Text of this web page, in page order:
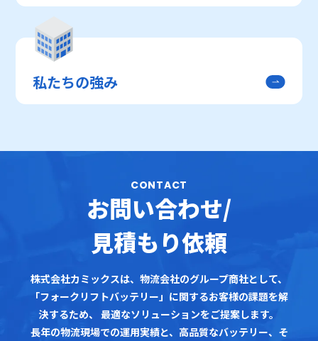
私たちの強み
CONTACT
お問い合わせ/
見積もり依頼
株式会社カミックスは、物流会社のグループ商社として、
「フォークリフトバッテリー」に関するお客様の課題を解
決するため、 最適なソリューションをご提案します。
長年の物流現場での運用実績と、高品質なバッテリー、そ